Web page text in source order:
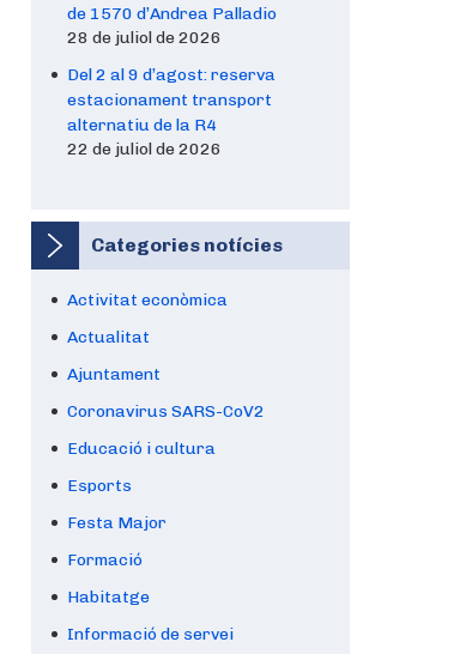
de 1570 d’Andrea Palladio
28 de juliol de 2026
Del 2 al 9 d’agost: reserva
estacionament transport
alternatiu de la R4
22 de juliol de 2026
Categories notícies
Activitat econòmica
Actualitat
Ajuntament
Coronavirus SARS-CoV2
Educació i cultura
Esports
Festa Major
Formació
Habitatge
Informació de servei